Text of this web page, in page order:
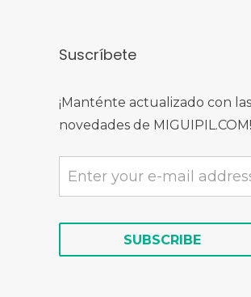
Suscríbete
¡Manténte actualizado con las
novedades de MIGUIPIL.COM!